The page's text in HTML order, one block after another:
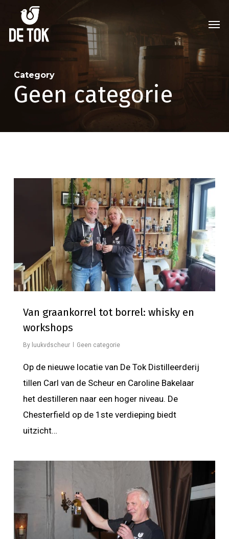
main
Category
Geen categorie
Van graankorrel tot borrel: whisky en
workshops
By luukvdscheur Geen categorie
Op de nieuwe locatie van De Tok Distilleerderij
tillen Carl van de Scheur en Caroline Bakelaar
het destilleren naar een hoger niveau. De
Chesterfield op de 1ste verdieping biedt
uitzicht…